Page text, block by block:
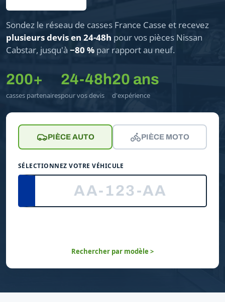
Sondez le réseau de casses France Casse et recevez
plusieurs devis en 24-48h pour vos pièces Nissan
Cabstar, jusqu'à −80 % par rapport au neuf.
200+
casses partenaires
24-48h
pour vos devis
20 ans
d'expérience
PIÈCE AUTO PIÈCE MOTO
SÉLECTIONNEZ VOTRE VÉHICULE
Rechercher par modèle >